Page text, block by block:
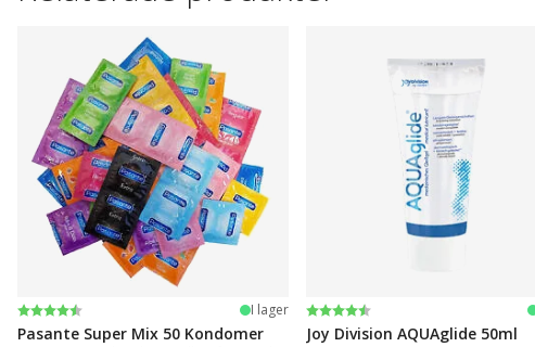
Betyg:
4.4 utav 5 stjärnor I lager
Pasante Super Mix 50 Kondomer
Betyg:
4.2 utav 5 stjärnor
Joy Division AQUAglide 50ml